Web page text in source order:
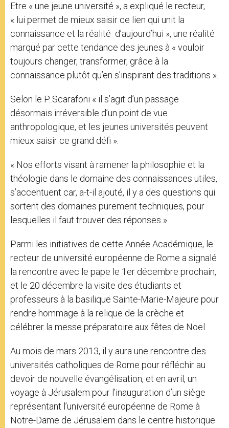
Etre « une jeune université », a expliqué le recteur,
« lui permet de mieux saisir ce lien qui unit la
connaissance et la réalité d’aujourd’hui », une réalité
marqué par cette tendance des jeunes à « vouloir
toujours changer, transformer, grâce à la
connaissance plutôt qu’en s’inspirant des traditions ».
Selon le P. Scarafoni « il s’agit d’un passage
désormais irréversible d’un point de vue
anthropologique, et les jeunes universités peuvent
mieux saisir ce grand défi ».
« Nos efforts visant à ramener la philosophie et la
théologie dans le domaine des connaissances utiles,
s’accentuent car, a-t-il ajouté, il y a des questions qui
sortent des domaines purement techniques, pour
lesquelles il faut trouver des réponses ».
Parmi les initiatives de cette Année Académique, le
recteur de université européenne de Rome a signalé
la rencontre avec le pape le 1er décembre prochain,
et le 20 décembre la visite des étudiants et
professeurs à la basilique Sainte-Marie-Majeure pour
rendre hommage à la relique de la crèche et
célébrer la messe préparatoire aux fêtes de Noel.
Au mois de mars 2013, il y aura une rencontre des
universités catholiques de Rome pour réfléchir au
devoir de nouvelle évangélisation, et en avril, un
voyage à Jérusalem pour l’inauguration d’un siège
représentant l’université européenne de Rome à
Notre-Dame de Jérusalem dans le centre historique